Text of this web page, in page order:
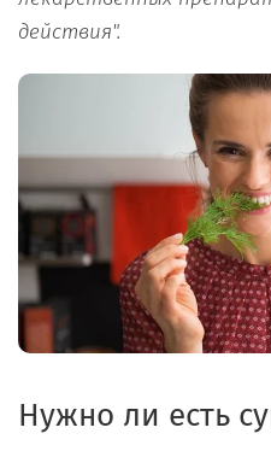
действия".
Нужно ли есть